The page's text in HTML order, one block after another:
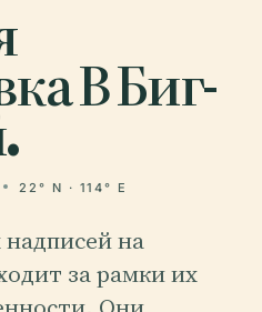
В Биг-
22° N · 114° E
на
за рамки их